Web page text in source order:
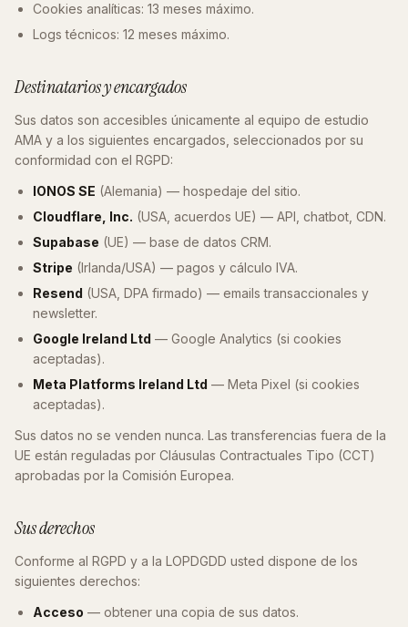
Cookies analíticas: 13 meses máximo.
Logs técnicos: 12 meses máximo.
Destinatarios y encargados
Sus datos son accesibles únicamente al equipo de estudio
AMA y a los siguientes encargados, seleccionados por su
conformidad con el RGPD:
IONOS SE (Alemania) — hospedaje del sitio.
Cloudflare, Inc. (USA, acuerdos UE) — API, chatbot, CDN.
Supabase (UE) — base de datos CRM.
Stripe (Irlanda/USA) — pagos y cálculo IVA.
Resend (USA, DPA firmado) — emails transaccionales y
newsletter.
Google Ireland Ltd — Google Analytics (si cookies
aceptadas).
Meta Platforms Ireland Ltd — Meta Pixel (si cookies
aceptadas).
Sus datos no se venden nunca. Las transferencias fuera de la
UE están reguladas por Cláusulas Contractuales Tipo (CCT)
aprobadas por la Comisión Europea.
Sus derechos
Conforme al RGPD y a la LOPDGDD usted dispone de los
siguientes derechos:
Acceso — obtener una copia de sus datos.